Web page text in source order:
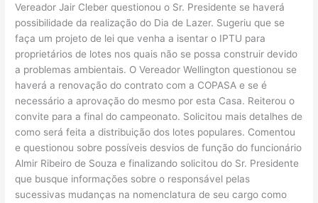
Vereador Jair Cleber questionou o Sr. Presidente se haverá
possibilidade da realização do Dia de Lazer. Sugeriu que se
faça um projeto de lei que venha a isentar o IPTU para
proprietários de lotes nos quais não se possa construir devido
a problemas ambientais. O Vereador Wellington questionou se
haverá a renovação do contrato com a COPASA e se é
necessário a aprovação do mesmo por esta Casa. Reiterou o
convite para a final do campeonato. Solicitou mais detalhes de
como será feita a distribuição dos lotes populares. Comentou
e questionou sobre possíveis desvios de função do funcionário
Almir Ribeiro de Souza e finalizando solicitou do Sr. Presidente
que busque informações sobre o responsável pelas
sucessivas mudanças na nomenclatura de seu cargo como